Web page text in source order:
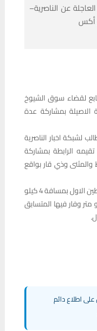
عن الناصرية–
أكس
لقضاء سوق الشيوخ
الاصيلة بمشاركة عدة
لشبكة اخبار الناصرية
الرابطة بمشاركة
وذي قار بواقع
واضاف ، ان المهرجان يتضمن شوطين الاول بمسافة 4 كيلو
الثاني بمسافة 3 كيلو متر وفار فيها المتسابق
اطلاع دائم